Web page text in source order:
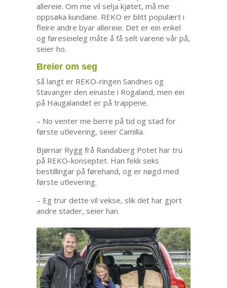
allereie. Om me vil selja kjøtet, må me
oppsøka kundane. REKO er blitt populært i
fleire andre byar allereie. Det er ein enkel
og føreseieleg måte å få selt varene vår på,
seier ho.
Breier om seg
Så langt er REKO-ringen Sandnes og
Stavanger den einaste i Rogaland, men ein
på Haugalandet er på trappene.
– No venter me berre på tid og stad for
første utlevering, seier Camilla.
Bjørnar Rygg frå Randaberg Potet har tru
på REKO-konseptet. Han fekk seks
bestillingar på førehand, og er nøgd med
første utlevering.
– Eg trur dette vil vekse, slik det har gjort
andre stader, seier han.